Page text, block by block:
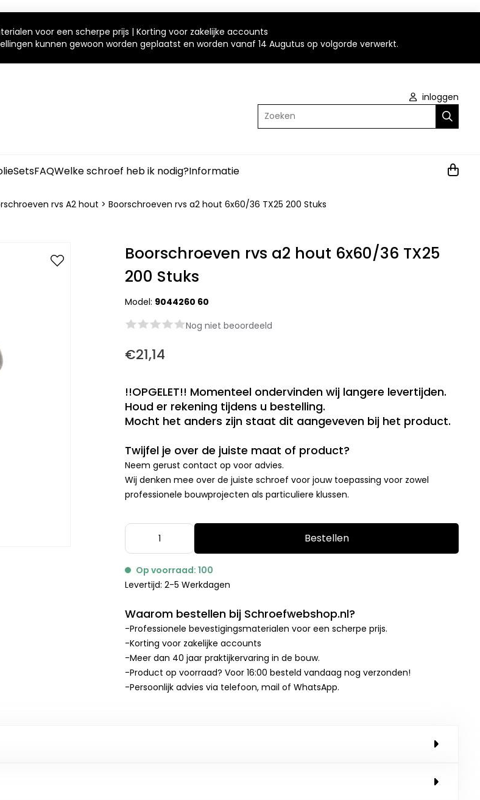
voor een scherpe prijs | Korting voor zakelijke accounts
kunnen gewoon worden geplaatst en worden vanaf 14 Augutus op volgorde verwerkt.
inloggen
Zoeken
SetsFAQWelke schroef heb ik nodig?Informatie
rvs A2 hout > Boorschroeven rvs a2 hout 6x60/36 TX25 200 Stuks
Boorschroeven rvs a2 hout 6x60/36 TX25
200 Stuks
Model: 9044260 60
Nog niet beoordeeld
€21,14
!!OPGELET!! Momenteel ondervinden wij langere levertijden.
Houd er rekening tijdens u bestelling.
Mocht het anders zijn staat dit aangeveven bij het product.
Twijfel je over de juiste maat of product?
Neem gerust contact op voor advies.
Wij denken mee over de juiste schroef voor jouw toepassing voor zowel
professionele bouwprojecten als particuliere klussen.
Bestellen
Op voorraad: 100
Levertijd: 2-5 Werkdagen
Waarom bestellen bij Schroefwebshop.nl?
-Professionele bevestigingsmaterialen voor een scherpe prijs.
-Korting voor zakelijke accounts
-Meer dan 40 jaar praktijkervaring in de bouw.
-Product op voorraad? Voor 16:00 besteld vandaag nog verzonden!
-Persoonlijk advies via telefoon, mail of WhatsApp.